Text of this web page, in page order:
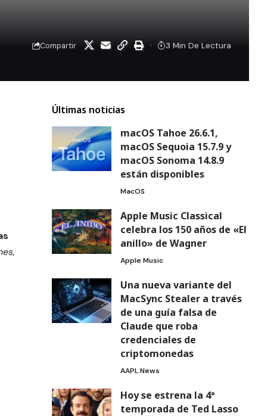
Compartir 3 Min De Lectura
Últimas noticias
macOS Tahoe 26.6.1,
macOS Sequoia 15.7.9 y
macOS Sonoma 14.8.9
están disponibles
MacOS
Apple Music Classical
celebra los 150 años de «El
anillo» de Wagner
Apple Music
Una nueva variante del
MacSync Stealer a través
de una guía falsa de
Claude que roba
credenciales de
criptomonedas
AAPL News
Hoy se estrena la 4ª
temporada de Ted Lasso